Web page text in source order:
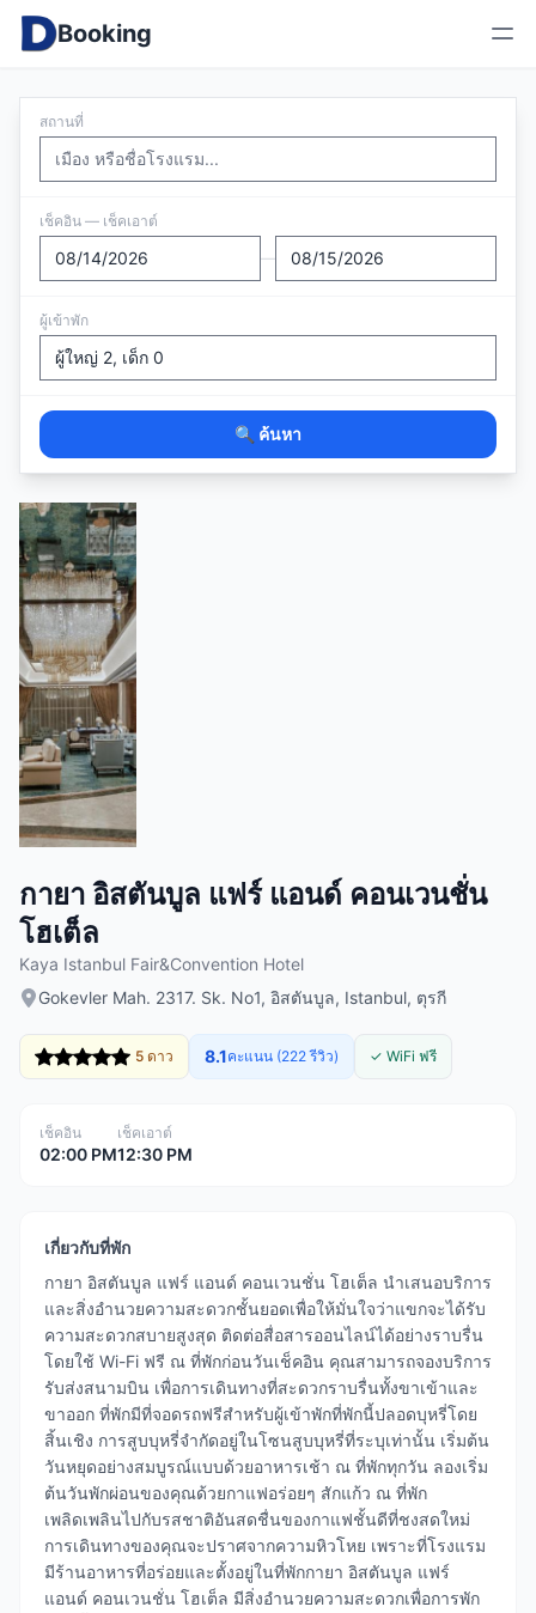
Booking
สถานที่
เช็คอิน — เช็คเอาต์
—
ผู้เข้าพัก
🔍 ค้นหา
กายา อิสตันบูล แฟร์ แอนด์ คอนเวนชั่น
โฮเต็ล
Kaya Istanbul Fair&Convention Hotel
Gokevler Mah. 2317. Sk. No1, อิสตันบูล, Istanbul, ตุรกี
5 ดาว 8.1คะแนน (222 รีวิว) ✓ WiFi ฟรี
เช็คอิน
02:00 PM
เช็คเอาต์
12:30 PM
เกี่ยวกับที่พัก
กายา อิสตันบูล แฟร์ แอนด์ คอนเวนชั่น โฮเต็ล นำเสนอบริการ
และสิ่งอำนวยความสะดวกชั้นยอดเพื่อให้มั่นใจว่าแขกจะได้รับ
ความสะดวกสบายสูงสุด ติดต่อสื่อสารออนไลน์ได้อย่างราบรื่น
โดยใช้ Wi-Fi ฟรี ณ ที่พักก่อนวันเช็คอิน คุณสามารถจองบริการ
รับส่งสนามบิน เพื่อการเดินทางที่สะดวกราบรื่นทั้งขาเข้าและ
ขาออก ที่พักมีที่จอดรถฟรีสำหรับผู้เข้าพักที่พักนี้ปลอดบุหรี่โดย
สิ้นเชิง การสูบบุหรี่จำกัดอยู่ในโซนสูบบุหรี่ที่ระบุเท่านั้น เริ่มต้น
วันหยุดอย่างสมบูรณ์แบบด้วยอาหารเช้า ณ ที่พักทุกวัน ลองเริ่ม
ต้นวันพักผ่อนของคุณด้วยกาแฟอร่อยๆ สักแก้ว ณ ที่พัก
เพลิดเพลินไปกับรสชาติอันสดชื่นของกาแฟชั้นดีที่ชงสดใหม่
การเดินทางของคุณจะปราศจากความหิวโหย เพราะที่โรงแรม
มีร้านอาหารที่อร่อยและตั้งอยู่ในที่พักกายา อิสตันบูล แฟร์
แอนด์ คอนเวนชั่น โฮเต็ล มีสิ่งอำนวยความสะดวกเพื่อการพัก